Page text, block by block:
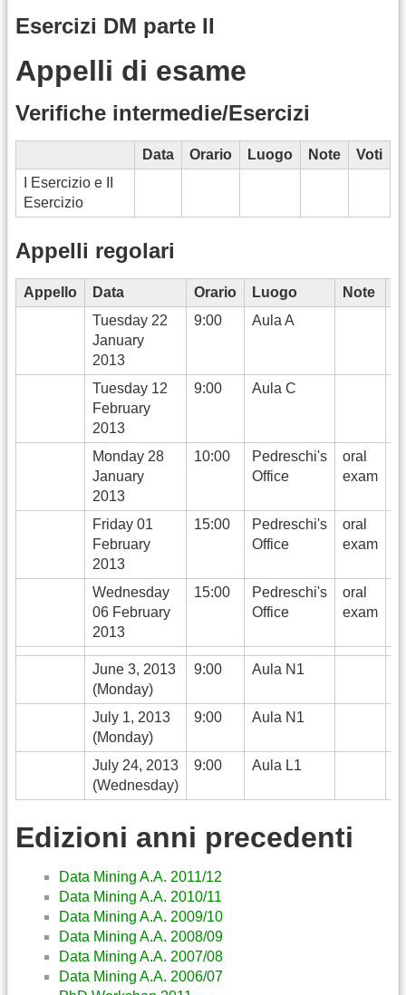
Esercizi DM parte II
Appelli di esame
Verifiche intermedie/Esercizi
Data Orario Luogo Note
Voti
I Esercizio e II
Esercizio
Appelli regolari
Appello Data Orario Luogo Note
Tuesday 22
January
2013
9:00 Aula A
Tuesday 12
February
2013
9:00 Aula C
Monday 28
January
2013
10:00
Pedreschi's
Office
oral
exam
Friday 01
February
2013
15:00
Pedreschi's
Office
oral
exam
Wednesday
06 February
2013
15:00
Pedreschi's
Office
oral
exam
June 3, 2013
(Monday)
9:00 Aula N1
July 1, 2013
(Monday)
9:00 Aula N1
July 24, 2013
(Wednesday)
9:00 Aula L1
Edizioni anni precedenti
Data Mining A.A. 2011/12
Data Mining A.A. 2010/11
Data Mining A.A. 2009/10
Data Mining A.A. 2008/09
Data Mining A.A. 2007/08
Data Mining A.A. 2006/07